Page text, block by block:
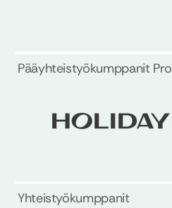
Pääyhteistyökumppanit Pro
Yhteistyökumppanit